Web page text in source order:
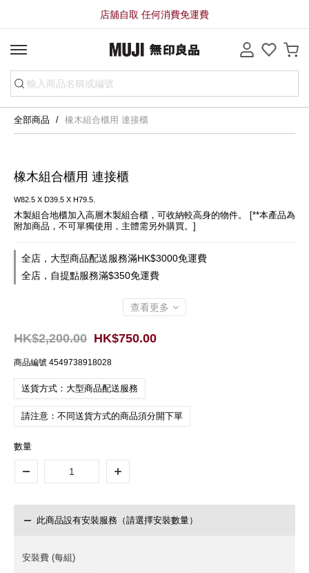
店舖自取 任何消費免運費
全部商品 橡木組合櫃用 連接櫃
橡木組合櫃用 連接櫃
W82.5 X D39.5 X H79.5.
木製組合地櫃加入高層木製組合櫃，可收納較高身的物件。 [**本產品為
附加商品，不可單獨使用，主體需另外購買。]
全店，大型商品配送服務滿HK$3000免運費
全店，自提點服務滿$350免運費
查看更多
HK$750.00
HK$2,200.00
商品編號 4549738918028
送貨方式：大型商品配送服務
請注意：不同送貨方式的商品須分開下單
數量
此商品設有安裝服務（請選擇安裝數量）
安裝費 (每組)